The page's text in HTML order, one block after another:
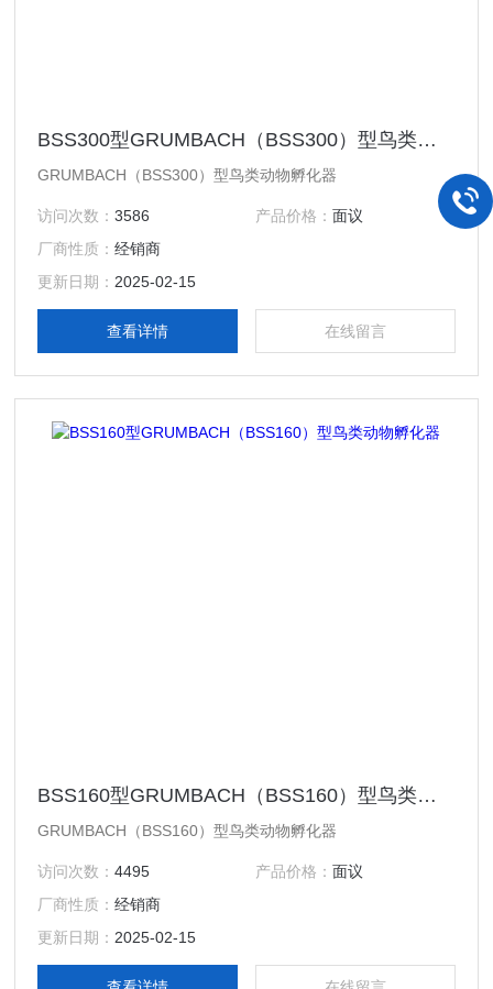
BSS300型GRUMBACH（BSS300）型鸟类动物孵化器
GRUMBACH（BSS300）型鸟类动物孵化器
访问次数：3586 产品价格： 面议
厂商性质：经销商
更新日期： 2025-02-15
查看详情 在线留言
BSS160型GRUMBACH（BSS160）型鸟类动物孵化器
GRUMBACH（BSS160）型鸟类动物孵化器
访问次数：4495 产品价格： 面议
厂商性质：经销商
更新日期： 2025-02-15